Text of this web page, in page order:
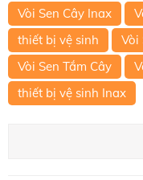
Vòi Sen Cây Inax
thiết bị vệ sinh
Vòi
Vòi Sen Tắm Cây
thiết bị vệ sinh Inax